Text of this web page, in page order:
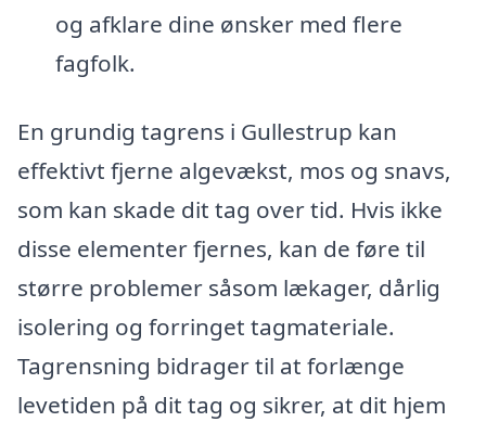
og afklare dine ønsker med flere
fagfolk.
En grundig tagrens i Gullestrup kan
effektivt fjerne algevækst, mos og snavs,
som kan skade dit tag over tid. Hvis ikke
disse elementer fjernes, kan de føre til
større problemer såsom lækager, dårlig
isolering og forringet tagmateriale.
Tagrensning bidrager til at forlænge
levetiden på dit tag og sikrer, at dit hjem